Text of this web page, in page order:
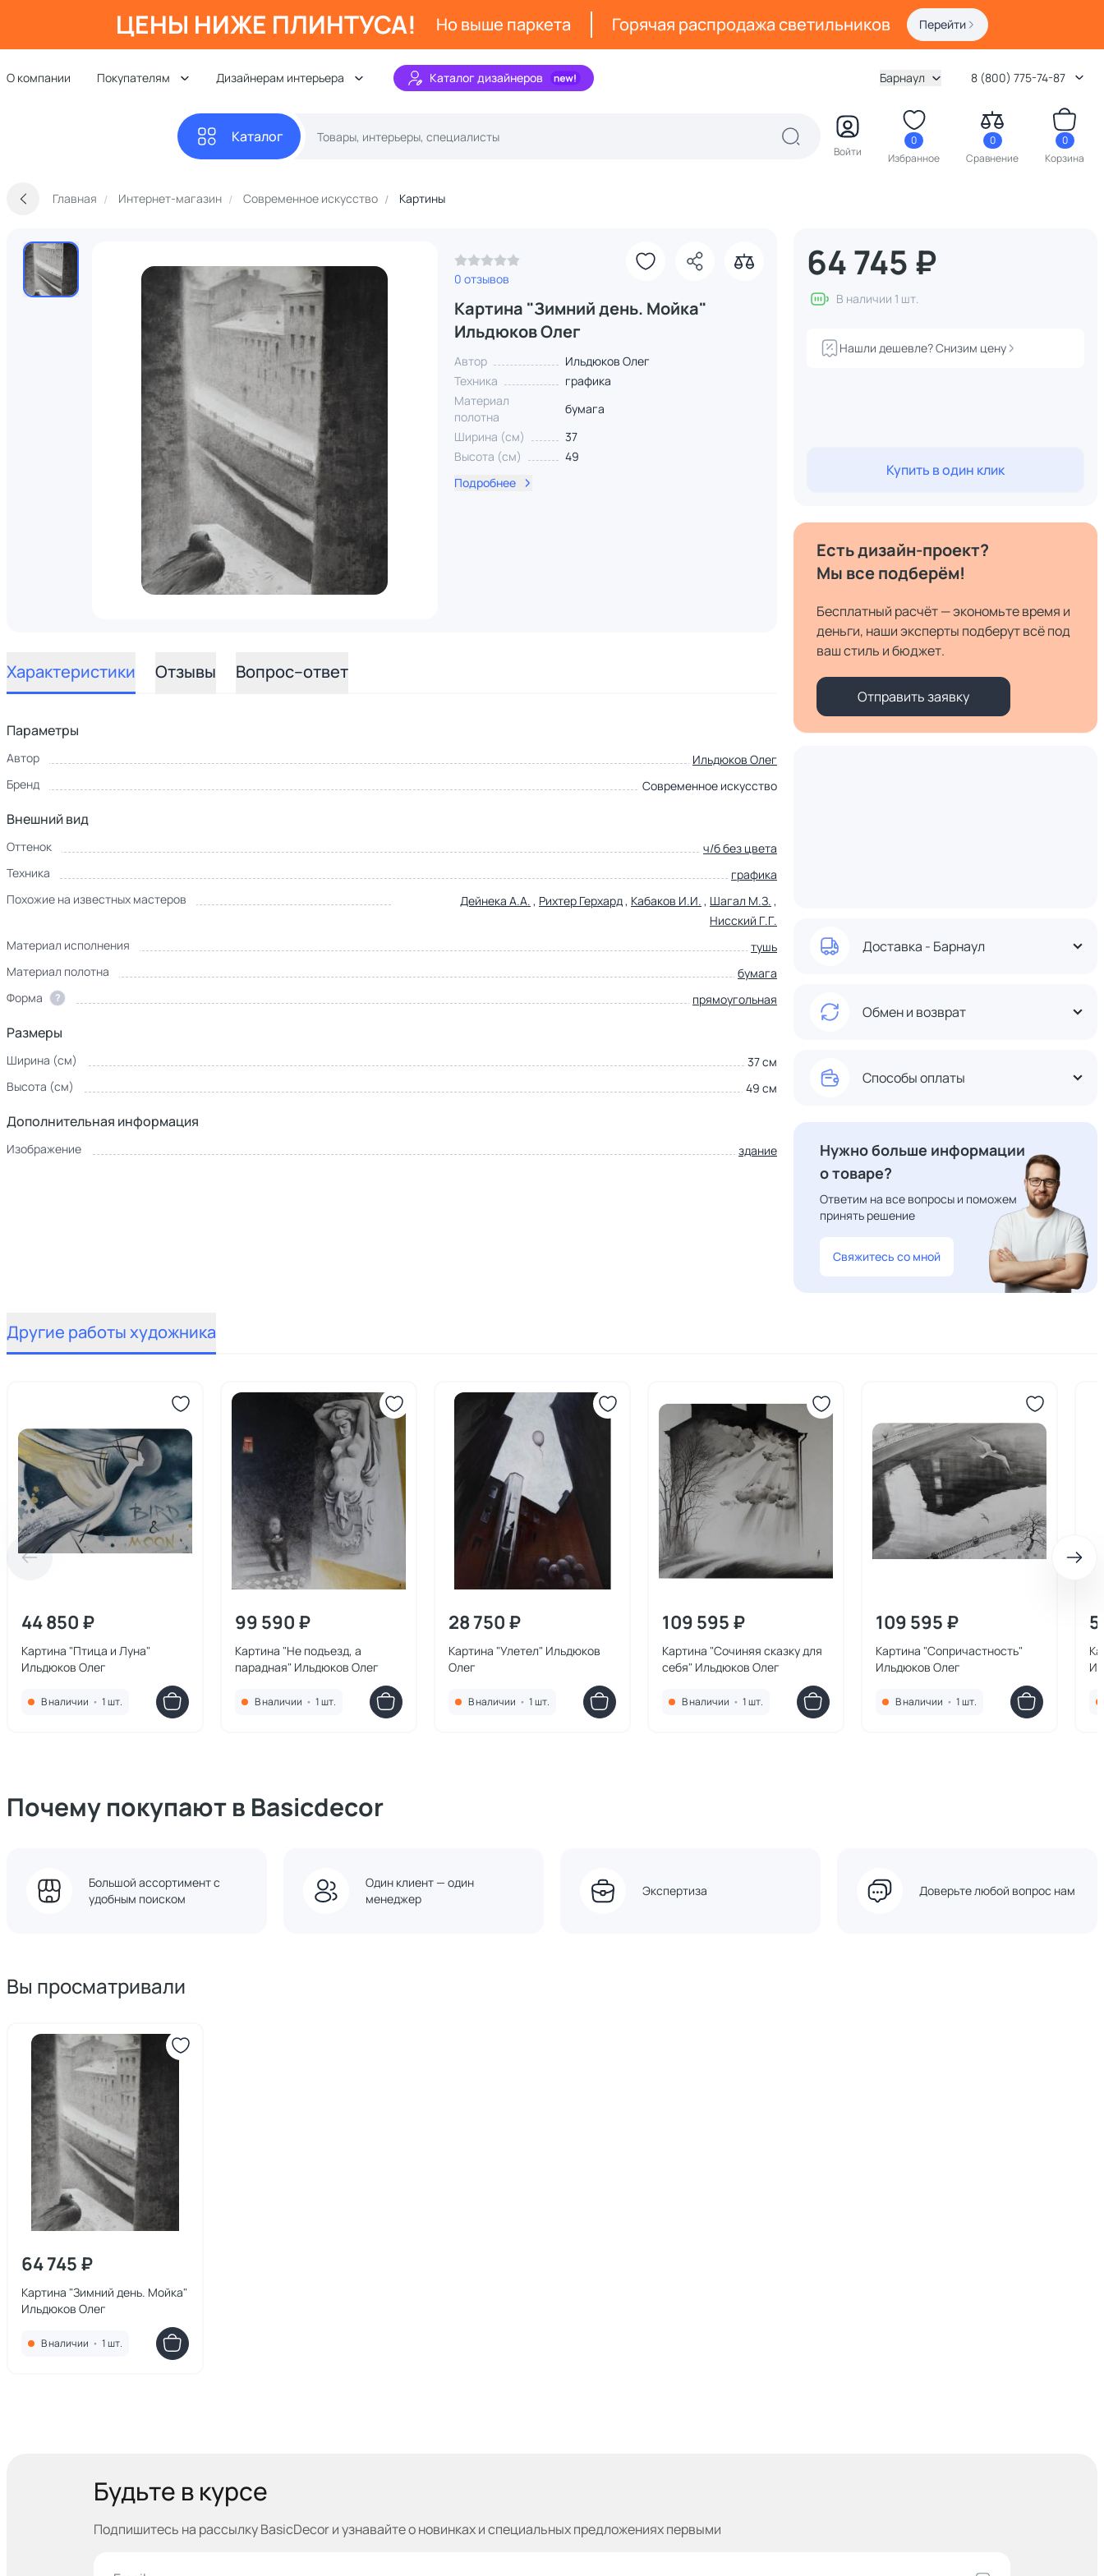
ЦЕНЫ НИЖЕ ПЛИНТУСА! Но выше паркета Горячая распродажа светильников Перейти
О компании Покупателям Дизайнерам интерьера Каталог дизайнеров Барнаул 8 (800) 775-74-87
Каталог
Войти
0
Избранное
0
Сравнение
0
Корзина
Главная Интернет-магазин Современное искусство Картины
0 отзывов
Картина "Зимний день. Мойка"
Ильдюков Олег
Автор
Ильдюков Олег
Техника
графика
Материал
полотна
бумага
Ширина (см)
37
Высота (см)
49
Подробнее
Характеристики Отзывы Вопрос–ответ
Параметры
Автор
Ильдюков Олег
Бренд
Современное искусство
Внешний вид
Оттенок
ч/б без цвета
Техника
графика
Похожие на известных мастеров
Дейнека А.А. , Рихтер Герхард, Кабаков И.И. , Шагал М.З. ,
Нисский Г.Г.
Материал исполнения
тушь
Материал полотна
бумага
Форма
? прямоугольная
Размеры
Ширина (см)
37 см
Высота (см)
49 см
Дополнительная информация
Изображение здание
64 745 ₽
В наличии 1 шт.
Нашли дешевле? Снизим цену
Купить в один клик
Есть дизайн-проект?
Мы все подберём!
Бесплатный расчёт — экономьте время и
деньги, наши эксперты подберут всё под
ваш стиль и бюджет.
Отправить заявку
Доставка - Барнаул
Обмен и возврат
Способы оплаты
Нужно больше информации
о товаре?
Ответим на все вопросы и поможем
принять решение
Свяжитесь со мной
Другие работы художника
44 850 ₽
Картина "Птица и Луна"
Ильдюков Олег
В наличии • 1 шт.
99 590 ₽
Картина "Не подъезд, а
парадная" Ильдюков Олег
В наличии • 1 шт.
28 750 ₽
Картина "Улетел" Ильдюков
Олег
В наличии • 1 шт.
109 595 ₽
Картина "Сочиняя сказку для
себя" Ильдюков Олег
В наличии • 1 шт.
109 595 ₽
Картина "Сопричастность"
Ильдюков Олег
В наличии • 1 шт.
Почему покупают в Basicdecor
Большой ассортимент с
удобным поиском
Один клиент — один
менеджер
Экспертиза Доверьте любой вопрос нам
Вы просматривали
64 745 ₽
Картина "Зимний день. Мойка"
Ильдюков Олег
В наличии • 1 шт.
Будьте в курсе
Подпишитесь на рассылку BasicDecor и узнавайтео новинках и специальных предложениях первыми